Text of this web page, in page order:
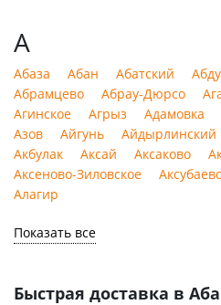
3
УПАКОВКА
Профессионально
обеспечить
компактность (вам не
воздух).
4
ОФОРМЛЕНИЕ
документов, если
А
Абаза Абан Абатский
Абрамцево
Абрау-Дюрсо
Агинское
Агрыз Адамовка
Азов
Айгунь Айдырлинский
Акбулак
Аксай Аксаково
Аксеново-Зиловское
Алагир
Показать все
Быстрая доставка в